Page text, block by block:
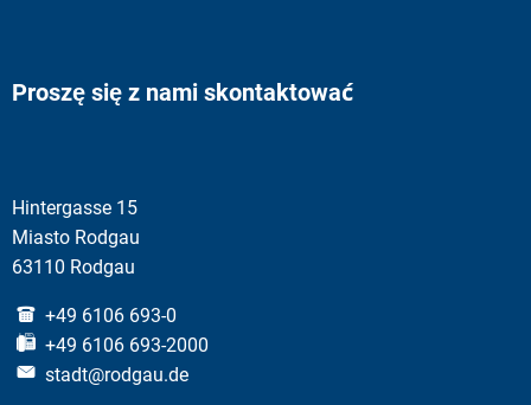
Proszę się z nami skontaktować
Hintergasse 15
Miasto Rodgau
63110 Rodgau
+49 6106 693-0
+49 6106 693-2000
stadt@rodgau.de